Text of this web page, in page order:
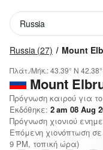
Russia (27) Mount
Πλάτ./Μήκ.:43.39° N
Mount
Πρόγνωση καιρού για
Εκδόθηκε: 2 am 08 Aug
Πρόγνωση χιονιού
Επόμενη χιονόπτωση σε
9 PM, τοπική ώρα)